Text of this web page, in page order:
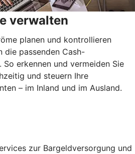
verwalten
planen und kontrollieren
die passenden Cash-
So erkennen und vermeiden Sie
und steuern Ihre
– im Inland und im Ausland.
zur Bargeldversorgung und